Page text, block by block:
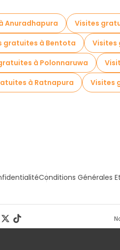
Anuradhapura
Visites
gratuites à Bentota
Visites
à Polonnaruwa
à Ratnapura Visites
Conditions Générales